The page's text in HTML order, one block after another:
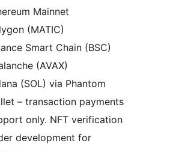
Mainnet
(MATIC)
Smart Chain (BSC)
(AVAX)
(SOL) via Phantom
– transaction payments
only. NFT verification
development for